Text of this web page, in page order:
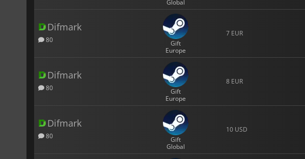
Global
Difmark
80
Gift
Europe
7 EUR
Difmark
80
Gift
Europe
8 EUR
Difmark
80
Gift
Global
10 USD